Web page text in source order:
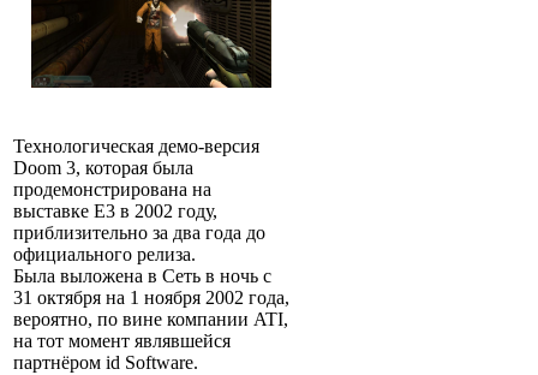
Технологическая демо-версия
Doom 3, которая была
продемонстрирована на
выставке Е3 в 2002 году,
приблизительно за два года до
официального релиза.
Была выложена в Сеть в ночь с
31 октября на 1 ноября 2002 года,
вероятно, по вине компании ATI,
на тот момент являвшейся
партнёром id Software.